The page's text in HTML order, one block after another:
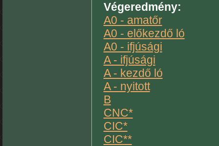
Végeredmény:
A0 - amatőr
A0 - előkezdő ló
A0 - ifjúsági
A - ifjúsági
A - kezdő ló
A - nyitott
B
CNC*
CIC*
CIC**